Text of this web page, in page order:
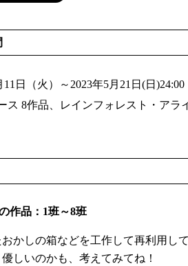
日（火）～2023年5月21日(日)24:00
ス 8作品、レインフォレスト・アラ
作品：1班～8班
かしの箱などを工作して再利用し
しいのかも、考えてみてね！